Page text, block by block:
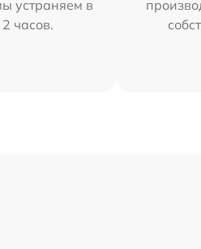
устраняем в
часов.